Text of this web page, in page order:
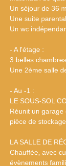
Un séjour de 36
Une suite
Un wc
- A l'étage :
3 belles
Une 2ème salle
- Au -1 :
LE SOUS-SOL
Réunit un
pièce de
LA SALLE DE
Chauffée, avec
évènements